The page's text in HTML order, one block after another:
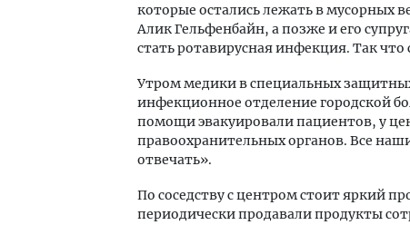
которые остались лежать в мусорных
Алик Гельфенбайн, а позже и его
стать ротавирусная инфекция. Так
Утром медики в специальных
инфекционное отделение городской
помощи эвакуировали пациентов, у
правоохранительных органов. Все
отвечать».
По соседству с центром стоит яркий
периодически продавали продукты